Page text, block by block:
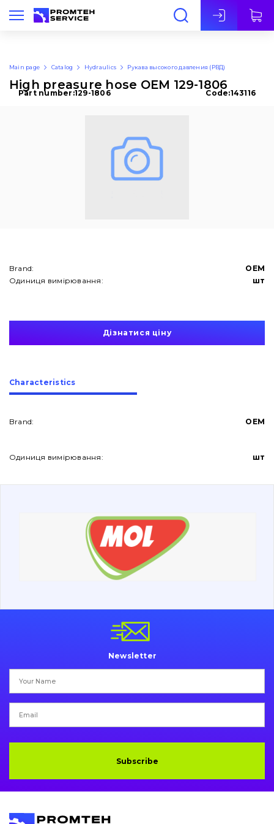
Eng
About Us
Contacts
Vacancies
Filters and lubricants
Bucket and adapters shrouds
Pins and bushings
Hydraulics
написати
Main page Catalog Hydraulics Рукава высокого давления (РВД)
High preasure hose OEM 129-1806
Part number:129-1806 Code:143116
Brand:
OEM
Одиниця вимірювання:
шт
Дізнатися ціну
Сharacteristics
Brand: OEM
Одиниця вимірювання: шт
Newsletter
Subscribe